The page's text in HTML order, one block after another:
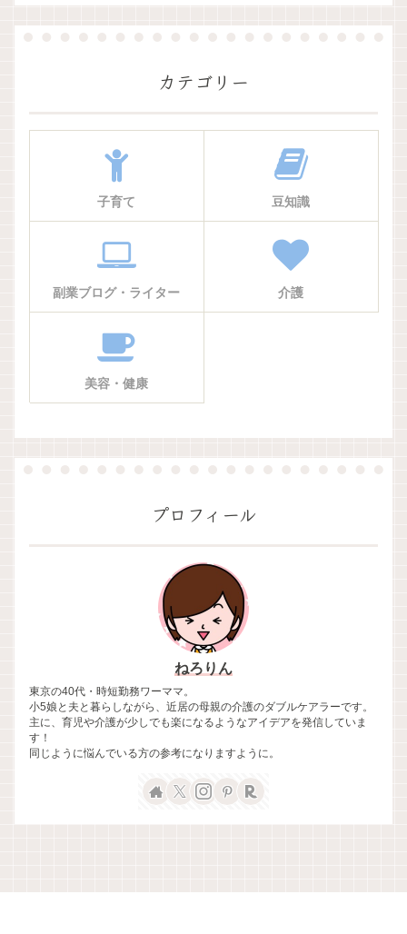
カテゴリー
子育て 豆知識
副業ブログ・ライター 介護
美容・健康
プロフィール
ねろりん
東京の40代・時短勤務ワーママ。
小5娘と夫と暮らしながら、近居の母親の介護のダブルケアラーです。
主に、育児や介護が少しでも楽になるようなアイデアを発信していま
す！
同じように悩んでいる方の参考になりますように。